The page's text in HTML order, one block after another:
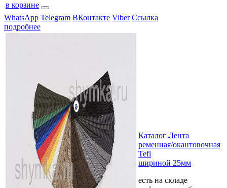
в корзине
WhatsApp Telegram ВКонтакте Viber Ссылка
подробнее
Каталог Лента
ременная/окантовочная
Tefi
шириной 25мм
есть на складе